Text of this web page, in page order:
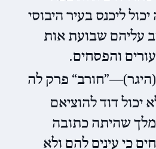
ליכנס בעיר היבוסי
עליהם שבועת אות
והפסחים.
פרק לה
יכול דוד להוציאם
שהיתה כתובה
כי עינים להם ולא